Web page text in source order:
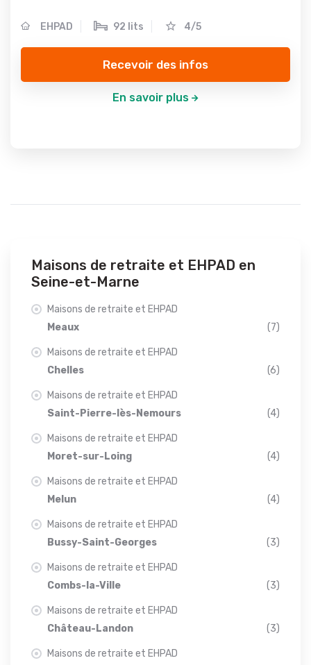
EHPAD 92 lits 4/5
Recevoir des infos
En savoir plus
Maisons de retraite et EHPAD en
Seine-et-Marne
Maisons de retraite et EHPAD
Meaux
(7)
Maisons de retraite et EHPAD
Chelles
(6)
Maisons de retraite et EHPAD
Saint-Pierre-lès-Nemours
(4)
Maisons de retraite et EHPAD
Moret-sur-Loing
(4)
Maisons de retraite et EHPAD
Melun
(4)
Maisons de retraite et EHPAD
Bussy-Saint-Georges
(3)
Maisons de retraite et EHPAD
Combs-la-Ville
(3)
Maisons de retraite et EHPAD
Château-Landon
(3)
Maisons de retraite et EHPAD